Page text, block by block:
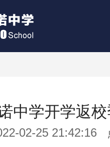
中学开学返
02-25 21:42:16